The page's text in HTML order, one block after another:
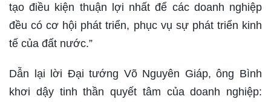
tạo điều kiện thuận lợi nhất để các doanh nghiệp
đều có cơ hội phát triển, phục vụ sự phát triển kinh
tế của đất nước.”
Dẫn lại lời Đại tướng Võ Nguyên Giáp, ông Bình
khơi dậy tinh thần quyết tâm của doanh nghiệp: